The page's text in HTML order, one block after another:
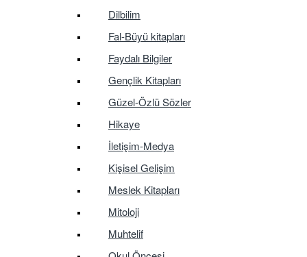
Dilbilim
Fal-Büyü kitapları
Faydalı Bilgiler
Gençlik Kitapları
Güzel-Özlü Sözler
Hikaye
İletişim-Medya
Kişisel Gelişim
Meslek Kitapları
Mitoloji
Muhtelif